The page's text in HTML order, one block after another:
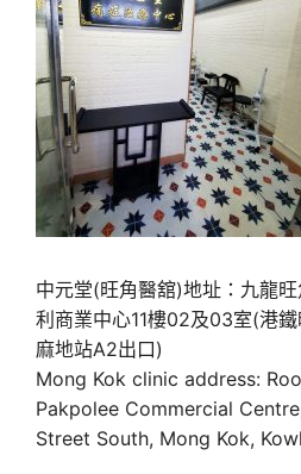
中元堂(旺角醫舘)地址：九龍
利商業中心11樓02及03室(港
麻地站A2出口)
Mong Kok clinic address:
Pakpolee Commercial
Street South, Mong Kok,